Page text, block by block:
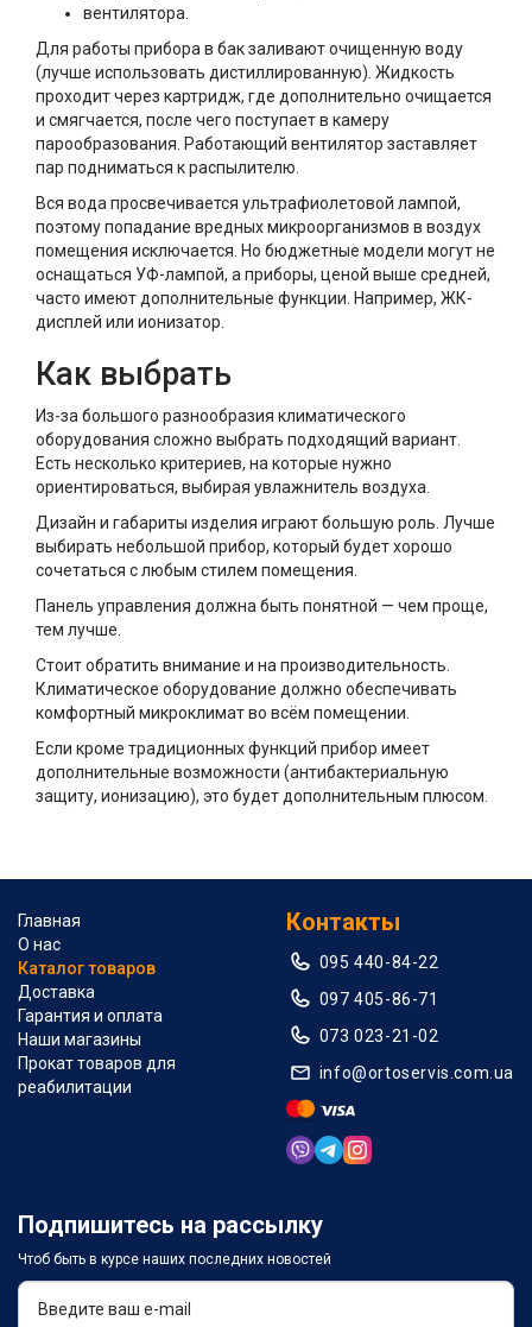
вентилятора.
Для работы прибора в бак заливают очищенную воду
(лучше использовать дистиллированную). Жидкость
проходит через картридж, где дополнительно очищается
и смягчается, после чего поступает в камеру
парообразования. Работающий вентилятор заставляет
пар подниматься к распылителю.
Вся вода просвечивается ультрафиолетовой лампой,
поэтому попадание вредных микроорганизмов в воздух
помещения исключается. Но бюджетные модели могут не
оснащаться УФ-лампой, а приборы, ценой выше средней,
часто имеют дополнительные функции. Например, ЖК-
дисплей или ионизатор.
Как выбрать
Из-за большого разнообразия климатического
оборудования сложно выбрать подходящий вариант.
Есть несколько критериев, на которые нужно
ориентироваться, выбирая увлажнитель воздуха.
Дизайн и габариты изделия играют большую роль. Лучше
выбирать небольшой прибор, который будет хорошо
сочетаться с любым стилем помещения.
Панель управления должна быть понятной — чем проще,
тем лучше.
Стоит обратить внимание и на производительность.
Климатическое оборудование должно обеспечивать
комфортный микроклимат во всём помещении.
Если кроме традиционных функций прибор имеет
дополнительные возможности (антибактериальную
защиту, ионизацию), это будет дополнительным плюсом.
Главная
О нас
Каталог товаров
Доставка
Гарантия и оплата
Наши магазины
Прокат товаров для
реабилитации
Контакты
095 440-84-22
097 405-86-71
073 023-21-02
info@ortoservis.com.ua
Подпишитесь на рассылку
Чтоб быть в курсе наших последних новостей